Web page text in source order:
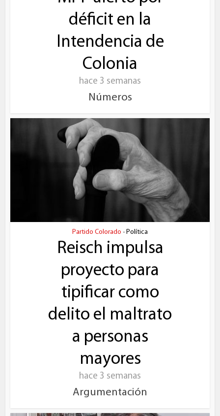
déficit en la
Intendencia de
Colonia
hace 3 semanas
Números
Partido Colorado • Política
Reisch impulsa
proyecto para
tipificar como
delito el maltrato
a personas
mayores
hace 3 semanas
Argumentación